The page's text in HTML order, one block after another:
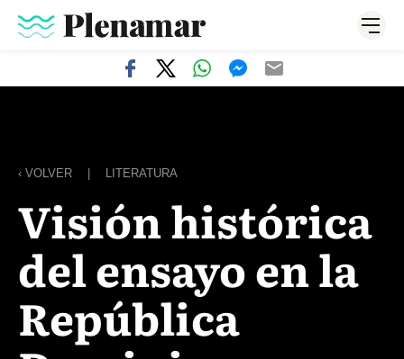
‹ VOLVER LITERATURA
Visión histórica
del ensayo en la
República